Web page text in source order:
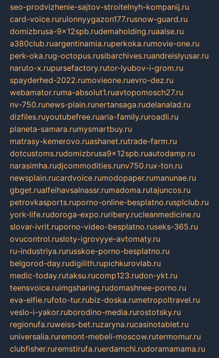
seo-prodvizhenie-sajtov-stroitelnyh-kompanij.ru
card-voice.rurulonnyygazon177.rusnow-guard.ru
domizbrusa-9x12spb.rudemaholding.ruaalse.ru
a380club.ruargentinamia.ruperkoka.rumovie-one.ru
perk-oka.rug-octopus.rusibarchives.ruandreislyusar.ru
naruto-x.rupursefactory.rutor-lyubov-i-grom.ru
spayderhed-2022.rumovieone.ruevro-dez.ru
webamator.ruma-absolut1.ruavtopomosch27.ru
nv-750.runews-plain.runertansaga.rudelanalad.ru
dizfiles.ruyoutubefree.ruaria-family.ruroadli.ru
planeta-samara.rumysmartbuy.ru
matrasy-kemerovo.ruashanet.rutrade-farm.ru
dotcustoms.rudomizbrusa9x12spb.ruautodamp.ru
narasimha.rudjcommodities.runv750.rux-ton.ru
newsplain.rucardvoice.rumodopaper.rumanunae.ru
gbget.rualfeihavsalnassr.rumadoma.rutajuncos.ru
petrovkasports.ruporno-online-besplatno.rusplclub.ru
york-life.rudoroga-expo.ruribery.rucleanmedicine.ru
slovar-ivrit.ruporno-video-besplatno.ruseks-365.ru
ovucontrol.rusloty-igrovyye-avtomaty.ru
ru-industriya.rurusskoe-porno-besplatno.ru
belgorod-day.rudigilith.rupichkurovlab.ru
medic-today.rutaksu.rucomp123.rudon-ykt.ru
teensvoice.ruimgsharing.rudomashnee-porno.ru
eva-elfie.rufoto-tur.rubiz-doska.rumetropoltravel.ru
veslo-i-yakor.ruborodino-media.rurostotsky.ru
regionufa.ruweiss-bet.ruzaryna.rucasinotablet.ru
universalia.ruremont-mebeli-moscow.rutermomur.ru
clubfisher.ruremstirufa.ruerdamchi.rudoramamama.ru